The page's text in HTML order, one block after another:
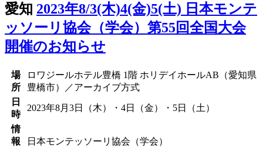
愛知 2023年8/3(木)4(金)5(土) 日本モンテ
ッソーリ協会（学会）第55回全国大会
開催のお知らせ
場
所
ロワジールホテル豊橋 1階 ホリデイホールAB（愛知県
豊橋市）／アーカイブ方式
日
時
2023年8月3日（木）・4日（金）・5日（土）
情
報
日本モンテッソーリ協会（学会）